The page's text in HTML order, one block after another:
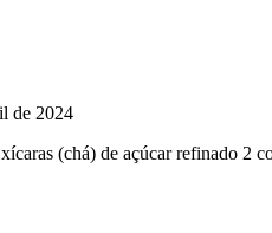
de 2024
(chá) de açúcar refinado 2